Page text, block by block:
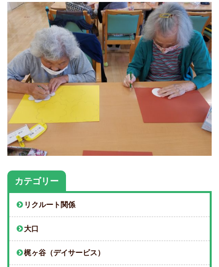
カテゴリー
リクルート関係
大口
梶ヶ谷（デイサービス）